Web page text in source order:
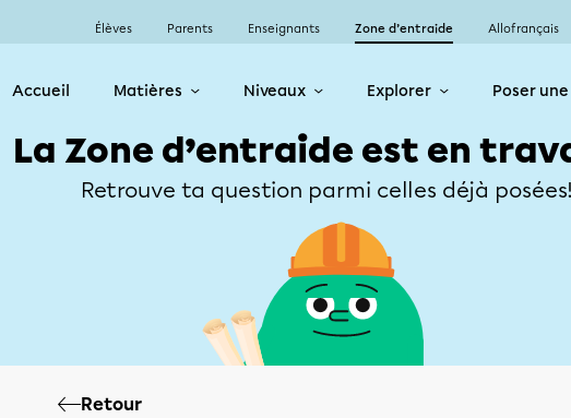
Élèves Parents Enseignants Zone d’entraide Allofrançais
Accueil Matières Niveaux Explorer Poser
La Zone d’entraide est en
Retrouve ta question parmi celles déjà
Retour